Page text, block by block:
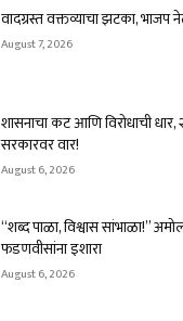
वादग्रस्त वक्तव्याचा झटका, भाजप
August 7, 2026
शासनाचा कट आणि विरोधाची
सरकारवर वार!
August 6, 2026
“शब्द पाळा, विश्वास सांभाळा!”
फडणवीसांना इशारा
August 6, 2026